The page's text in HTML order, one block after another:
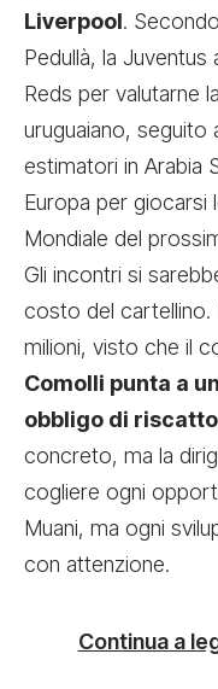
Liverpool.
Pedullà, la Juventus
Reds per valutarne
uruguaiano, seguito
estimatori in Arabia
Europa per giocarsi
Mondiale del
Gli incontri si
costo del cartellino.
milioni, visto che il
Comolli punta a
obbligo di riscatto
concreto, ma la
cogliere ogni
Muani, ma ogni
con attenzione.
Continua a